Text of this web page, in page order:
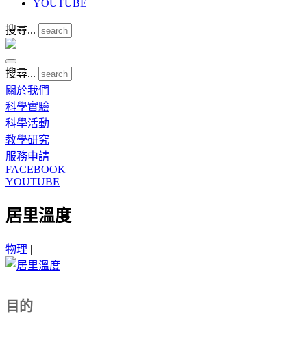
YOUTUBE
搜尋...
搜尋...
關於我們
科學實驗
科學活動
教學研究
服務申請
FACEBOOK
YOUTUBE
居里溫度
物理 |
目的